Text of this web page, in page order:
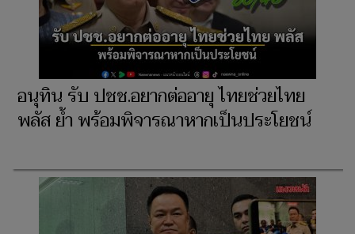
อนุทิน รับ ปชช.อยากต่ออายุ ไทยช่วยไทย
พลัส ย้ำ พร้อมพิจารณาหากเป็นประโยชน์